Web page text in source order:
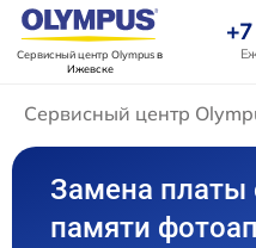
Сервисный центр Olympusв
Ижевске
Сервисный центр
Замена платы
памяти